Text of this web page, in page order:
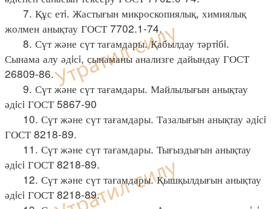
7. Құс етi. Жастығын микроскопиялық, химиялық
жолмен анықтау ГОСТ 7702.1-74.
8. Сүт және сүт тағамдары. Қабылдау тәртiбi.
Сынама алу әдiсi, сынаманы анализге дайындау ГОСТ
26809-86.
9. Сүт және сүт тағамдары. Майлылығын анықтау
әдiсi ГОСТ 5867-90
10. Сүт және сүт тағамдары. Тазалығын анықтау әдiсi
ГОСТ 8218-89.
11. Сүт және сүт тағамдары. Тығыздығын анықтау
әдiсi ГОСТ 8218-89.
12. Сүт және сүт тағамдары. Қышқылдығын анықтау
әдiсi ГОСТ 8218-89.